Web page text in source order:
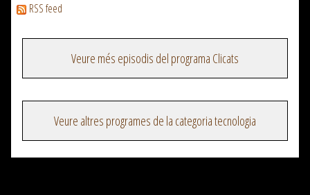
RSS feed
Veure més episodis del programa Clicats
Veure altres programes de la categoria tecnologia